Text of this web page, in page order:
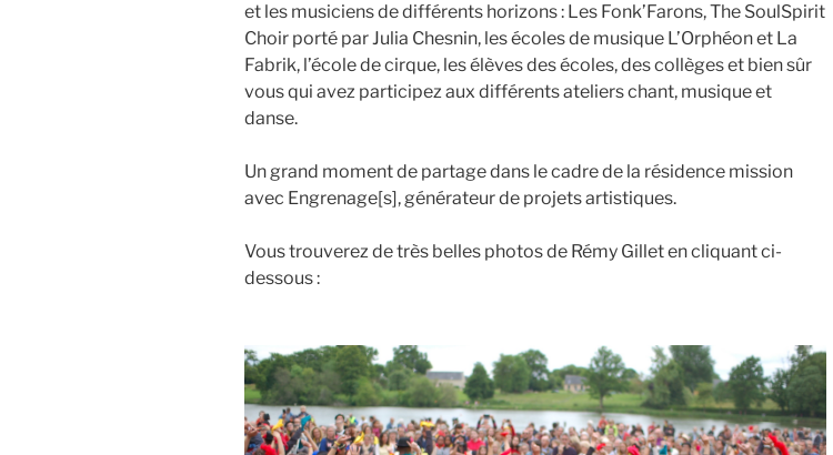
et les musiciens de différents horizons : Les Fonk’Farons, The SoulSpirit
Choir porté par Julia Chesnin, les écoles de musique L’Orphéon et La
Fabrik, l’école de cirque, les élèves des écoles, des collèges et bien sûr
vous qui avez participez aux différents ateliers chant, musique et
danse.
Un grand moment de partage dans le cadre de la résidence mission
avec Engrenage[s], générateur de projets artistiques.
Vous trouverez de très belles photos de Rémy Gillet en cliquant ci-
dessous :